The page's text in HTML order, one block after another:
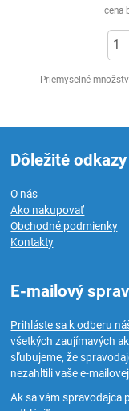
cena
Priemyselné
Dôležité odkazy
O nás
Ako nakupovať
Obchodné podmienky
Kontakty
E-mailový
Prihláste sa k odberu
všetkých zaujímavých
sľubujeme, že
nezahltili vaše e-
Ak sa vám spravodajca